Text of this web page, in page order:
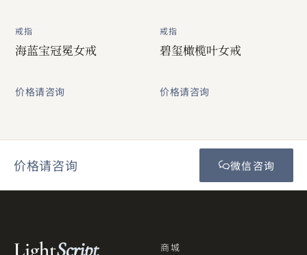
戒指
海蓝宝冠冕女戒
价格请咨询
戒指
碧玺橄榄叶女戒
价格请咨询
价格请咨询 微信咨询
LightScript 商城